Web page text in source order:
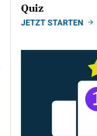
Quiz
JETZT STARTEN